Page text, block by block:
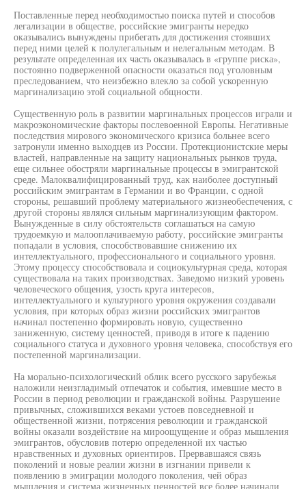
Поставленные перед необходимостью поиска путей и способов
легализации в обществе, российские эмигранты нередко
оказывались вынуждены прибегать для достижения стоявших
перед ними целей к полулегальным и нелегальным методам. В
результате определенная их часть оказывалась в «группе риска»,
постоянно подверженной опасности оказаться под уголовным
преследованием, что неизбежно влекло за собой ускоренную
маргинализацию этой социальной общности.
Существенную роль в развитии маргинальных процессов играли и
макроэкономические факторы послевоенной Европы. Негативные
последствия мирового экономического кризиса больнее всего
затронули именно выходцев из России. Протекционистские меры
властей, направленные на защиту национальных рынков труда,
еще сильнее обостряли маргинальные процессы в эмигрантской
среде. Малоквалифицированный труд, как наиболее доступный
российским эмигрантам в Германии и во Франции, с одной
стороны, решавший проблему материального жизнеобеспечения, с
другой стороны являлся сильным маргинализующим фактором.
Вынужденные в силу обстоятельств соглашаться на самую
трудоемкую и малооплачиваемую работу, российские эмигранты
попадали в условия, способствовавшие снижению их
интеллектуального, профессионального и социального уровня.
Этому процессу способствовала и социокультурная среда, которая
существовала на таких производствах. Заведомо низкий уровень
человеческого общения, узость круга интересов,
интеллектуального и культурного уровня окружения создавали
условия, при которых образ жизни российских эмигрантов
начинал постепенно формировать новую, существенно
заниженную, систему ценностей, приводя в итоге к падению
социального статуса и духовного уровня человека, способствуя его
постепенной маргинализации.
На морально-психологический облик всего русского зарубежья
наложили неизгладимый отпечаток и события, имевшие место в
России в период революции и гражданской войны. Разрушение
привычных, сложившихся веками устоев повседневной и
общественной жизни, потрясения революции и гражданской
войны оказали воздействие на мироощущение и образ мышления
эмигрантов, обусловив потерю определенной их частью
нравственных и духовных ориентиров. Прервавшаяся связь
поколений и новые реалии жизни в изгнании привели к
появлению в эмиграции молодого поколения, чей образ
мышления и система жизненных ценностей все более начинали